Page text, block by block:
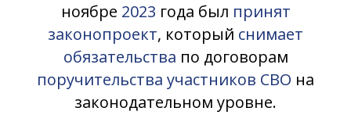
ноябре 2023 года был принят
законопроект, который снимает
обязательства по договорам
поручительства участников СВО на
законодательном уровне.